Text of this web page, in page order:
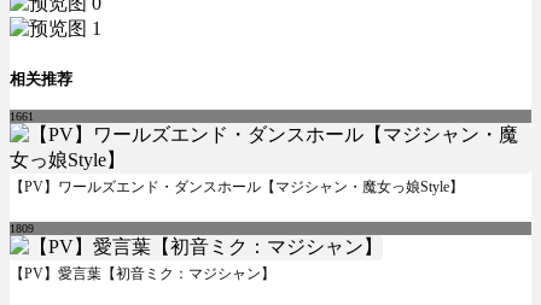
相关推荐
1661
【PV】ワールズエンド・ダンスホール【マジシャン・魔女っ娘Style】
1809
【PV】愛言葉【初音ミク：マジシャン】